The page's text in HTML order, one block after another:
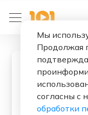
Мы
Продолжая
согласны с
обработки